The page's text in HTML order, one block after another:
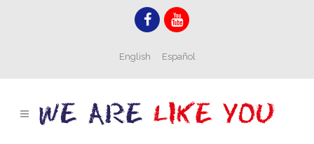
English Español